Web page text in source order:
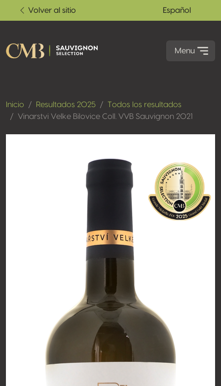
Volver al sitio Español
Menu
Inicio Resultados 2025
Todos los resultados
Vinarstvi Velke Bilovice Coll. VVB Sauvignon 2021